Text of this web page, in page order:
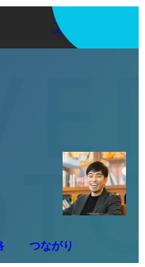
アプリを使う
つながり